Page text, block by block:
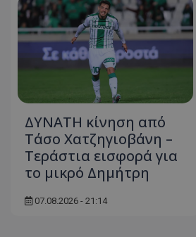
ΔΥΝΑΤΗ κίνηση από
Τάσο Χατζηγιοβάνη –
Τεράστια εισφορά για
το μικρό Δημήτρη
07.08.2026 - 21:14